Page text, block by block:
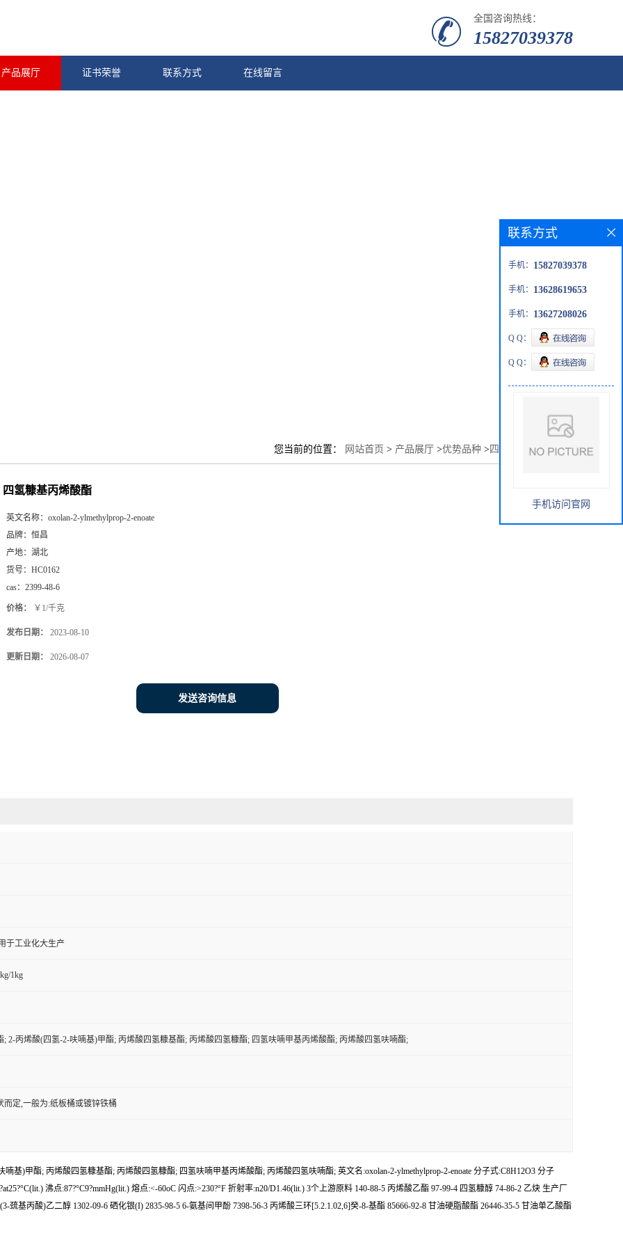
全国咨询热线：
15827039378
产品展厅 证书荣誉 联系方式 在线留言
您当前的位置： 网站首页 > 产品展厅 >优势品种 >四氢糠基丙烯酸酯
四氢糠基丙烯酸酯
英文名称： oxolan-2-ylmethylprop-2-enoate
品牌： 恒昌
产地： 湖北
货号： HC0162
cas： 2399-48-6
价格： ￥1/千克
发布日期： 2023-08-10
更新日期： 2026-08-07
发送咨询信息
于工业化大生产
1kg
; 2-丙烯酸(四氢-2-呋喃基)甲酯; 丙烯酸四氢糠基酯; 丙烯酸四氢糠酯; 四氢呋喃甲基丙烯酸酯; 丙烯酸四氢呋喃酯;
而定,一般为:纸板桶或镀锌铁桶
基)甲酯; 丙烯酸四氢糠基酯; 丙烯酸四氢糠酯; 四氢呋喃甲基丙烯酸酯; 丙烯酸四氢呋喃酯; 英文名:oxolan-2-ylmethylprop-2-enoate 分子式:C8H12O3 分子
沸点:87?°C9?mmHg(lit.) 熔点:<-60oC 闪点:>230?°F 折射率:n20/D1.46(lit.) 3个上游原料 140-88-5 丙烯酸乙酯 97-99-4 四氢糠醇 74-86-2 乙炔 生产厂
巯基丙酸)乙二醇 1302-09-6 硒化银(I) 2835-98-5 6-氨基间甲酚 7398-56-3 丙烯酸三环[5.2.1.02,6]癸-8-基酯 85666-92-8 甘油硬脂酸酯 26446-35-5 甘油单乙酸酯
联系方式
手机： 15827039378
手机： 13628619653
手机： 13627208026
Q Q：
Q Q：
手机访问官网